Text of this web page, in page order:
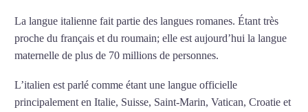
La langue italienne fait partie des langues romanes. Étant très
proche du français et du roumain; elle est aujourd’hui la langue
maternelle de plus de 70 millions de personnes.
L’italien est parlé comme étant une langue officielle
principalement en Italie, Suisse, Saint-Marin, Vatican, Croatie et